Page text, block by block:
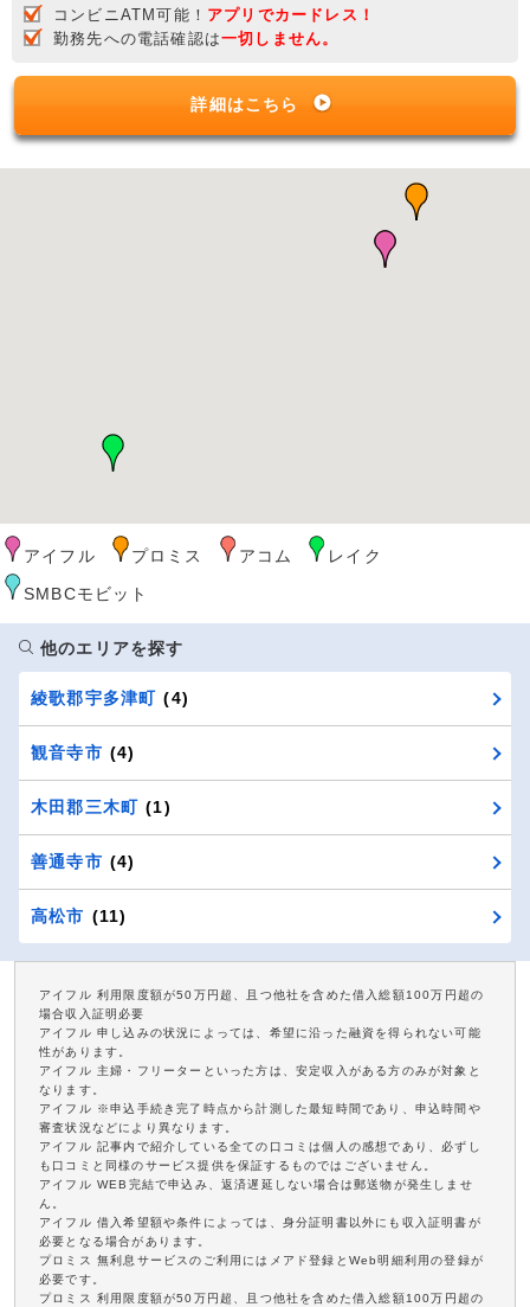
コンビニATM可能！ アプリでカードレス！
勤務先への電話確認は一切しません。
詳細はこちら
アイフル プロミス アコム
レイク
SMBCモビット
他のエリアを探す
綾歌郡宇多津町 (4)
観音寺市 (4)
木田郡三木町 (1)
善通寺市 (4)
高松市 (11)
アイフル 利用限度額が50万円超、且つ他社を含めた借入総額100万円超の
場合収入証明必要
アイフル 申し込みの状況によっては、希望に沿った融資を得られない可能
性があります。
アイフル 主婦・フリーターといった方は、安定収入がある方のみが対象と
なります。
アイフル ※申込手続き完了時点から計測した最短時間であり、申込時間や
審査状況などにより異なります。
アイフル 記事内で紹介している全ての口コミは個人の感想であり、必ずし
も口コミと同様のサービス提供を保証するものではございません。
アイフル WEB完結で申込み、返済遅延しない場合は郵送物が発生しませ
ん。
アイフル 借入希望額や条件によっては、身分証明書以外にも収入証明書が
必要となる場合があります。
プロミス 無利息サービスのご利用にはメアド登録とWeb明細利用の登録が
必要です。
プロミス 利用限度額が50万円超、且つ他社を含めた借入総額100万円超の